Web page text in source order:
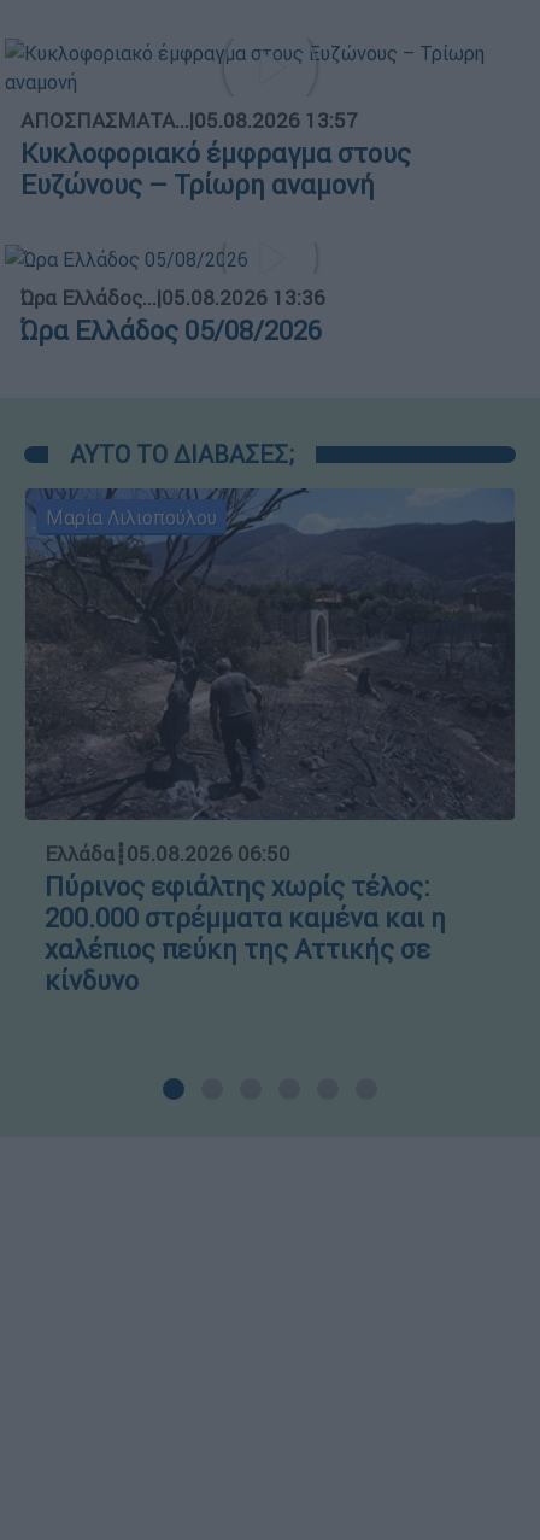
ΑΠΟΣΠΑΣΜΑΤΑ...|05.08.2026 13:57
Κυκλοφοριακό έμφραγμα στους
Ευζώνους – Τρίωρη αναμονή
Ώρα Ελλάδος...|05.08.2026 13:36
Ώρα Ελλάδος 05/08/2026
ΑΥΤΟ ΤΟ ΔΙΑΒΑΣΕΣ;
Μαρία Λιλιοπούλου
Ελλάδα┋05.08.2026 06:50
Πύρινος εφιάλτης χωρίς τέλος:
200.000 στρέμματα καμένα και η
χαλέπιος πεύκη της Αττικής σε
κίνδυνο